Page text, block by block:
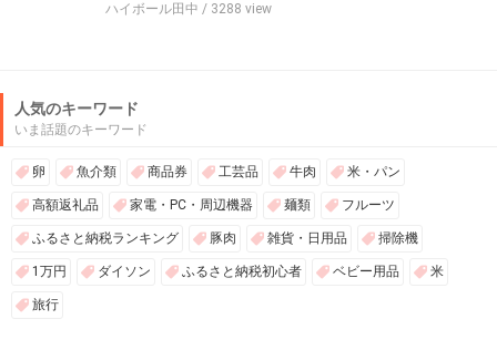
ハイボール田中 / 3288 view
人気のキーワード
いま話題のキーワード
卵 魚介類 商品券 工芸品 牛肉 米・パン
高額返礼品 家電・PC・周辺機器 麺類 フルーツ
ふるさと納税ランキング 豚肉 雑貨・日用品 掃除機
1万円 ダイソン ふるさと納税初心者 ベビー用品 米
旅行